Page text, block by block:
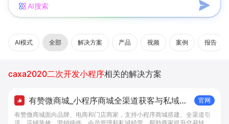
AI搜索
AI模式 全部 解决方案 产品 视频 案例 报告
caxa2020二次开发小程序相关的解决方案
有赞微商城_小程序商城全渠道获客与私域复
购工具 - 做生意, 找有赞
官网
有赞微商城面向品牌、电商和门店商家，支持小程序商城搭建、全渠道引